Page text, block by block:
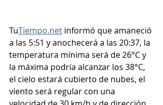
TuTiempo.net informó que amaneció
a las 5:51 y anochecerá a las 20:37, la
temperatura mínima será de 26°C y
la máxima podría alcanzar los 38°C,
el cielo estará cubierto de nubes, el
viento será regular con una